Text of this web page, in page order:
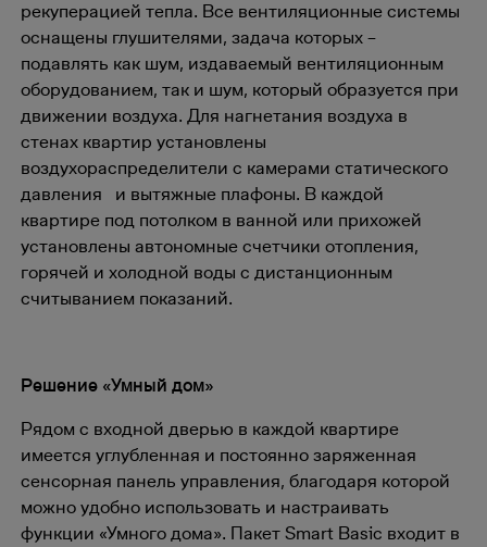
рекуперацией тепла. Все вентиляционные системы
оснащены глушителями, задача которых –
подавлять как шум, издаваемый вентиляционным
оборудованием, так и шум, который образуется при
движении воздуха. Для нагнетания воздуха в
стенах квартир установлены
воздухораспределители с камерами статического
давления и вытяжные плафоны. В каждой
квартире под потолком в ванной или прихожей
установлены автономные счетчики отопления,
горячей и холодной воды с дистанционным
считыванием показаний.
Решение «Умный дом»
Рядом с входной дверью в каждой квартире
имеется углубленная и постоянно заряженная
сенсорная панель управления, благодаря которой
можно удобно использовать и настраивать
функции «Умного дома». Пакет Smart Basic входит в